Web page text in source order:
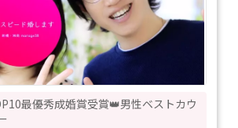
最優秀成婚賞受賞👑男性ベストカウ